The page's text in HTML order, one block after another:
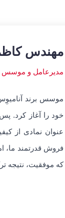
مهندس
مدیرعامل و موسس
خود را آغاز کرد.
عنوان نمادی از
فروش قدرتمند ما،
که موفقیت، نتیجه